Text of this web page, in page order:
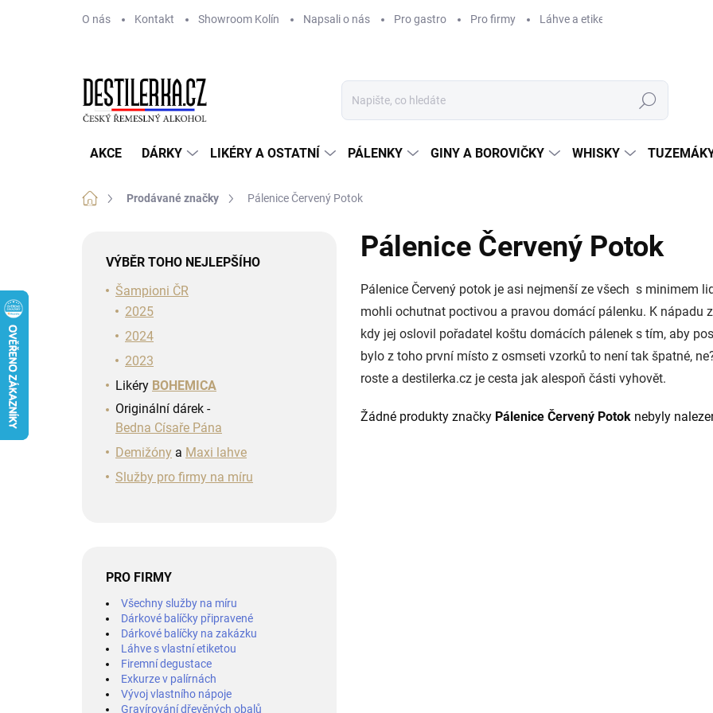
O nás Kontakt Showroom Kolín Napsali o nás Pro gastro Pro firmy Láhve a etikety na míru
Hledat
AKCE DÁRKY LIKÉRY A OSTATNÍ PÁLENKY GINY A BOROVIČKY WHISKY
Domů Prodávané značky Pálenice Červený Potok
VÝBĚR TOHO NEJLEPŠÍHO
Šampioni ČR
2025
2024
2023
Likéry BOHEMICA
Originální dárek -
Bedna Císaře Pána
Demižóny a Maxi lahve
Služby pro firmy na míru
PRO FIRMY
Všechny služby na míru
Dárkové balíčky připravené
Dárkové balíčky na zakázku
Láhve s vlastní etiketou
Firemní degustace
Exkurze v palírnách
Vývoj vlastního nápoje
Gravírování dřevěných obalů
Pálenice Červený Potok
Pálenice Červený potok je asi nejmenší ze všech s minimem
mohli ochutnat poctivou a pravou domácí pálenku. K nápadu
kdy jej oslovil pořadatel koštu domácích pálenek s tím, aby
bylo z toho první místo z osmseti vzorků to není tak špatné,
roste a destilerka.cz je cesta jak alespoň části vyhovět.
Žádné produkty značky Pálenice Červený Potok nebyly